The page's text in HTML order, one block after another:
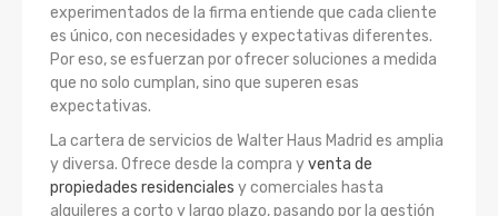
experimentados de la firma entiende que cada cliente
es único, con necesidades y expectativas diferentes.
Por eso, se esfuerzan por ofrecer soluciones a medida
que no solo cumplan, sino que superen esas
expectativas.
La cartera de servicios de Walter Haus Madrid es amplia
y diversa. Ofrece desde la compra yventa de
propiedades residenciales y comerciales hasta
alquileres a corto y largo plazo, pasando por la gestión